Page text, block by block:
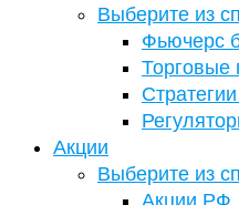
Выберите из
Фьючерс
Акции
Выберите из
Акции РФ